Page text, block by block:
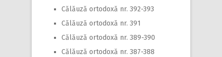
Călăuză ortodoxă nr. 392-393
Călăuză ortodoxă nr. 391
Călăuză ortodoxă nr. 389-390
Călăuză ortodoxă nr. 387-388